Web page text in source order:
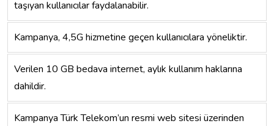
taşıyan kullanıcılar faydalanabilir.
Kampanya, 4,5G hizmetine geçen kullanıcılara yöneliktir.
Verilen 10 GB bedava internet, aylık kullanım haklarına
dahildir.
Kampanya Türk Telekom’un resmi web sitesi üzerinden